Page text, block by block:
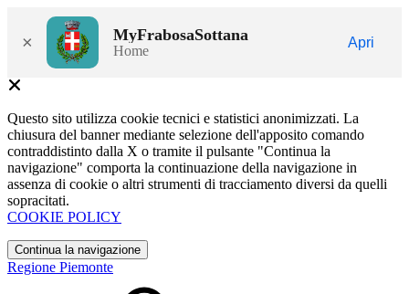
× MyFrabosaSottana
Home
Apri
Questo sito utilizza cookie tecnici e statistici anonimizzati. La
chiusura del banner mediante selezione dell'apposito comando
contraddistinto dalla X o tramite il pulsante "Continua la
navigazione" comporta la continuazione della navigazione in
assenza di cookie o altri strumenti di tracciamento diversi da quelli
sopracitati.
COOKIE POLICY
Continua la navigazione
Regione Piemonte